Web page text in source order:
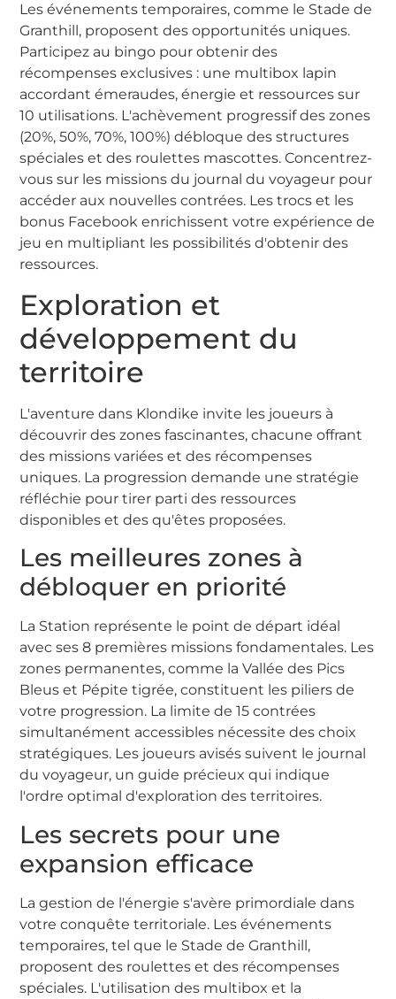
Les événements temporaires, comme le Stade de
Granthill, proposent des opportunités uniques.
Participez au bingo pour obtenir des
récompenses exclusives : une multibox lapin
accordant émeraudes, énergie et ressources sur
10 utilisations. L'achèvement progressif des zones
(20%, 50%, 70%, 100%) débloque des structures
spéciales et des roulettes mascottes. Concentrez-
vous sur les missions du journal du voyageur pour
accéder aux nouvelles contrées. Les trocs et les
bonus Facebook enrichissent votre expérience de
jeu en multipliant les possibilités d'obtenir des
ressources.
Exploration et
développement du
territoire
L'aventure dans Klondike invite les joueurs à
découvrir des zones fascinantes, chacune offrant
des missions variées et des récompenses
uniques. La progression demande une stratégie
réfléchie pour tirer parti des ressources
disponibles et des qu'êtes proposées.
Les meilleures zones à
débloquer en priorité
La Station représente le point de départ idéal
avec ses 8 premières missions fondamentales. Les
zones permanentes, comme la Vallée des Pics
Bleus et Pépite tigrée, constituent les piliers de
votre progression. La limite de 15 contrées
simultanément accessibles nécessite des choix
stratégiques. Les joueurs avisés suivent le journal
du voyageur, un guide précieux qui indique
l'ordre optimal d'exploration des territoires.
Les secrets pour une
expansion efficace
La gestion de l'énergie s'avère primordiale dans
votre conquête territoriale. Les événements
temporaires, tel que le Stade de Granthill,
proposent des roulettes et des récompenses
spéciales. L'utilisation des multibox et la